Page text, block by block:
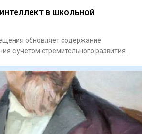
в школьной
обновляет содержание
с учетом стремительного развития